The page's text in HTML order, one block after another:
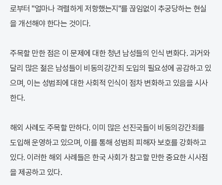
로부터 "얼마나 격렬하게 저항했는지"를 끊임없이 추궁당하는 현실
을 개선해야 한다는 것이다.
주목할 만한 점은 이 문제에 대한 청년 남성들의 인식 변화다. 과거와
달리 많은 젊은 남성들이 비동의강간죄 도입의 필요성에 공감하고 있
으며, 이는 성범죄에 대한 사회적 인식이 점차 변화하고 있음을 시사
한다.
해외 사례도 주목할 만하다. 이미 많은 선진국들이 비동의강간죄를
도입해 운영하고 있으며, 이를 통해 성범죄 피해자 보호를 강화하고
있다. 이러한 해외 사례들은 한국 사회가 참고할 만한 중요한 시사점
을 제공하고 있다.